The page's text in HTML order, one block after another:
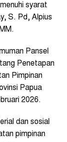
syarat
S. Pd, Alpius
Pansel
Penetapan
Pimpinan
Papua
2026.
dan sosial
pimpinan